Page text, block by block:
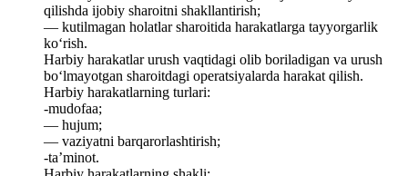
qilishda ijobiy sharoitni shakllantirish;
— kutilmagan holatlar sharoitida harakatlarga tayyorgarlik
ko‘rish.
Harbiy harakatlar urush vaqtidagi olib boriladigan va urush
bo‘lmayotgan sharoitdagi operatsiyalarda harakat qilish.
Harbiy harakatlarning turlari:
-mudofaa;
— hujum;
— vaziyatni barqarorlashtirish;
-ta’minot.